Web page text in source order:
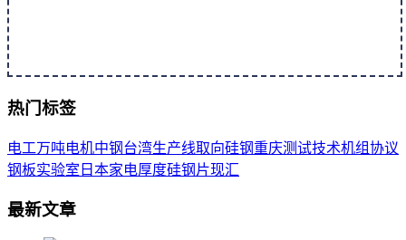
热门标签
电工万吨电机中钢台湾生产线取向硅钢重庆测试技术机组协议
钢板实验室 日本家电厚度硅钢片现汇
最新文章